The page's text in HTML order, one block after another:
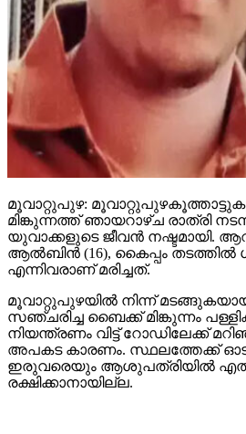
മൂവാറ്റുപുഴ:
മിങ്കുന്നത്ത് ഞായറാഴ്ച രാത്രി
യുവാക്കളുടെ ജീവന്‍ നഷ്ടമായി.
ആല്‍ബിന്‍ (16), കൈപ്പം തടത്തില്‍
എന്നിവരാണ് മരിച്ചത്.
മൂവാറ്റുപുഴയില്‍ നിന്ന്
സഞ്ചരിച്ച ബൈക്ക് മിങ്കുന്നം
നിയന്ത്രണം വിട്ട് റോഡിലേക്ക്
അപകട കാരണം. സ്ഥലത്തേക്ക്
ഇരുവരെയും ആശുപത്രിയില്‍
രക്ഷിക്കാനായില്ല.